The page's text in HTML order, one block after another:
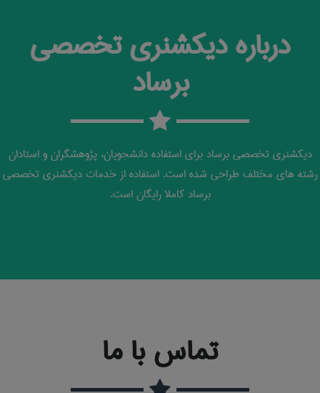
درباره دیکشنری تخصصی
برساد
دیکشنری تخصصی برساد برای استفاده دانشجویان، پژوهشگران و استادان
رشته های مختلف طراحی شده است. استفاده از خدمات دیکشنری تخصصی
برساد کاملا رایگان است.
تماس با ما